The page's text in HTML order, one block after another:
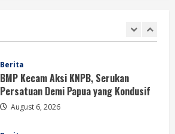
Perang Algoritma AI Makin Kompleks,
Publik Diminta Verifikasi Informasi
Digital
August 6, 2026